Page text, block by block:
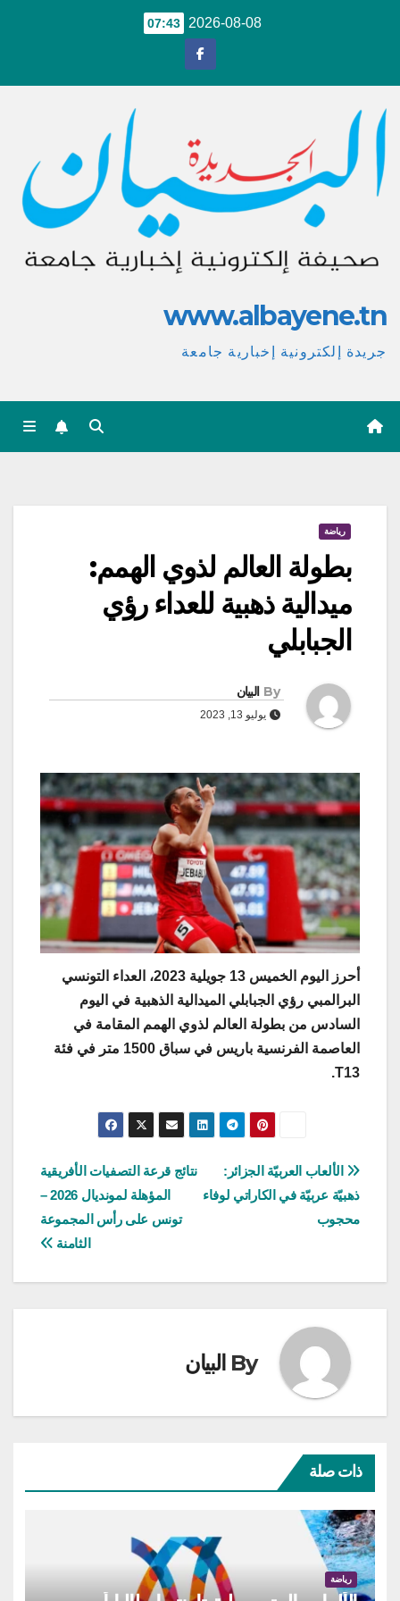
2026-08-08
07:43
www.albayene.tn
جريدة إلكترونية إخبارية جامعة
رياضة
بطولة العالم لذوي الهمم:
ميدالية ذهبية للعداء رؤي
الجبابلي
By البيان
يوليو 13, 2023
أحرز اليوم الخميس 13 جويلية 2023، العداء التونسي
البرالمبي رؤي الجبابلي الميدالية الذهبية في اليوم
السادس من بطولة العالم لذوي الهمم المقامة في
العاصمة الفرنسية باريس في سباق 1500 متر في فئة
T13.
تصفّح
المقالات
نتائج قرعة التصفيات الأفريقية
المؤهلة لمونديال 2026 –
تونس على رأس المجموعة
الثامنة
الألعاب العربيّة الجزائر:
ذهبيّة عربيّة في الكاراتي لوفاء
محجوب
By البيان
ذات صلة
رياضة